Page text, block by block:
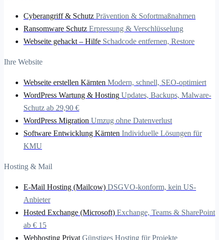
Cyberangriff & Schutz Prävention & Sofortmaßnahmen
Ransomware Schutz Erpressung & Verschlüsselung
Webseite gehackt – Hilfe Schadcode entfernen, Restore
Ihre Website
Webseite erstellen Kärnten Modern, schnell, SEO-optimiert
WordPress Wartung & Hosting Updates, Backups, Malware-
Schutz ab 29,90 €
WordPress Migration Umzug ohne Datenverlust
Software Entwicklung Kärnten Individuelle Lösungen für
KMU
Hosting & Mail
E-Mail Hosting (Mailcow) DSGVO-konform, kein US-
Anbieter
Hosted Exchange (Microsoft) Exchange, Teams & SharePoint
ab € 15
Webhosting Privat Günstiges Hosting für Projekte